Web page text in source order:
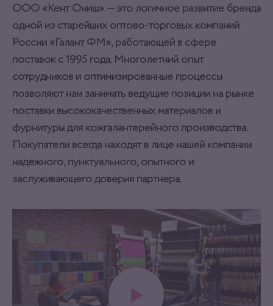
ООО «Кент Ониш» — это логичное развитие бренда
одной из старейших оптово-торговых компаний
России «Галант ФМ», работающей в сфере
поставок с 1995 года. Многолетний опыт
сотрудников и оптимизированные процессы
позволяют нам занимать ведущие позиции на рынке
поставки высококачественных материалов и
фурнитуры для кожгалантерейного производства.
Покупатели всегда находят в лице нашей компании
надежного, пунктуального, опытного и
заслуживающего доверия партнера.